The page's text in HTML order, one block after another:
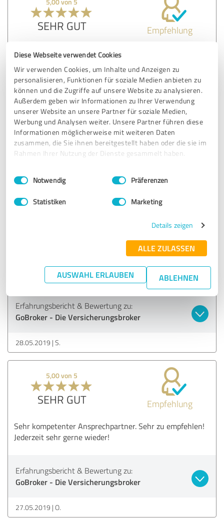
Diese Webseite verwendet Cookies
Wir verwenden Cookies, um Inhalte und Anzeigen zu
personalisieren, Funktionen für soziale Medien anbieten zu
können und die Zugriffe auf unsere Website zu analysieren.
Außerdem geben wir Informationen zu Ihrer Verwendung
unserer Website an unsere Partner für soziale Medien,
Werbung und Analysen weiter. Unsere Partner führen diese
Informationen möglicherweise mit weiteren Daten
zusammen, die Sie ihnen bereitgestellt haben oder die sie im
Rahmen Ihrer Nutzung der Dienste gesammelt haben.
Impressum Datenschutzbestimmungen
Einwilligungsauswahl
Notwendig Präferenzen
Statistiken Marketing
Details zeigen
ALLE ZULASSEN
AUSWAHL ERLAUBEN ABLEHNEN
SEHR GUT Empfehlung
We were new in Germany and Pana found for us the
helpful and prompt in answering our questions! And also
now, after signing the contract, we can always cont on his
availability and his advice!
Erfahrungsbericht & Bewertung zu:
GoBroker - Die Versicherungsbroker
5,00 von 5
Empfehlung
Schnelle Unterstützung bei allen Anliegen, freundliche und
Belange bzgl. Versicherung und Finanzen.
Erfahrungsbericht & Bewertung zu:
GoBroker - Die Versicherungsbroker
28.05.2019 S.
5,00 von 5
SEHR GUT Empfehlung
Sehr kompetenter Ansprechpartner. Sehr zu empfehlen!
Jederzeit sehr gerne wieder!
Erfahrungsbericht & Bewertung zu:
GoBroker - Die Versicherungsbroker
27.05.2019 O.